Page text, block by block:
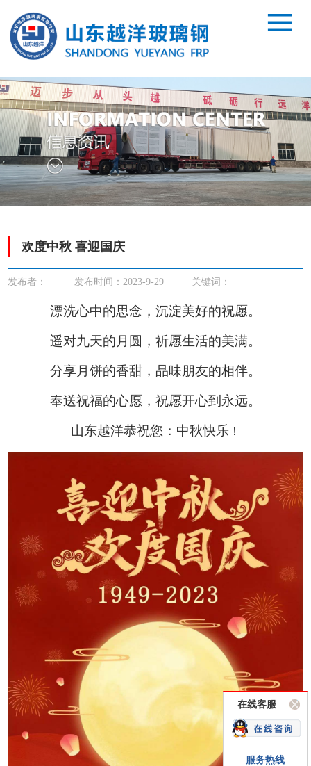
ENGLISH
欢度中秋 喜迎国庆
发布者： 发布时间：2023-9-29 关键词：
漂洗心中的思念，沉淀美好的祝愿。
遥对九天的月圆，祈愿生活的美满。
分享月饼的香甜，品味朋友的相伴。
奉送祝福的心愿，祝愿开心到永远。
山东越洋恭祝您：中秋快乐 ！
在线客服
服务热线